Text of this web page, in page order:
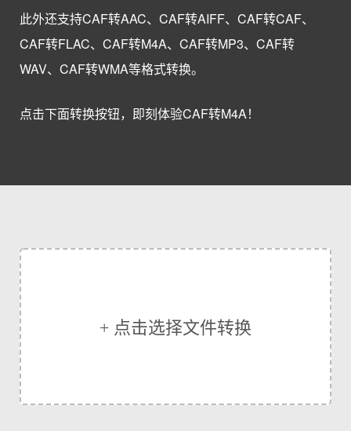
此外还支持CAF转AAC、CAF转AIFF、CAF转CAF、
CAF转FLAC、CAF转M4A、CAF转MP3、CAF转
WAV、CAF转WMA等格式转换。
点击下面转换按钮，即刻体验CAF转M4A！
+ 点击选择文件转换